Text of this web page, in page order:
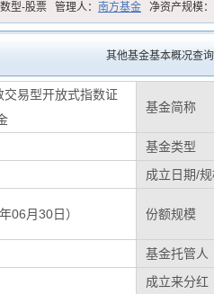
型-股票 管理人： 南方基金 净资产规模：
其他基金基本概况查询
易型开放式指数证
基金简称
基金类型
成立日期/
06月30日） 份额规模
基金托管人
成立来分红